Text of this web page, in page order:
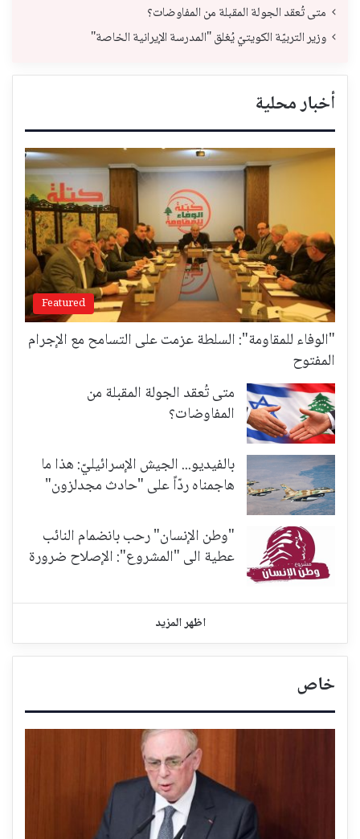
متى تُعقد الجولة المقبلة من المفاوضات؟
وزير التربيّة الكويتيّ يُغلق "المدرسة الإيرانية الخاصة"
أخبار محلية
Featured
"الوفاء للمقاومة": السلطة عزمت على التسامح مع الإجرام
المفتوح
متى تُعقد الجولة المقبلة من
المفاوضات؟
بالفيديو... الجيش الإسرائيليّ: هذا ما
هاجمناه ردّاً على "حادث مجدلزون"
"وطن الإنسان" رحب بانضمام النائب
عطية الى "المشروع": الإصلاح ضرورة
اظهر المزيد
خاص